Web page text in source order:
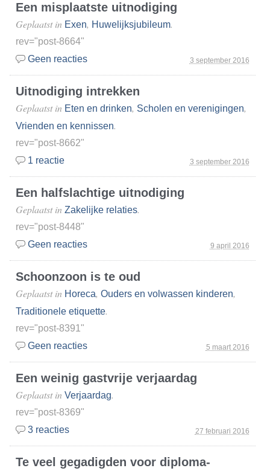
Een misplaatste uitnodiging
3 september 2016
Geplaatst in Exen, Huwelijksjubileum.
rev="post-8664"
Geen reacties
Uitnodiging intrekken
3 september 2016
Geplaatst in Eten en drinken, Scholen en verenigingen,
Vrienden en kennissen.
rev="post-8662"
1 reactie
Een halfslachtige uitnodiging
9 april 2016
Geplaatst in Zakelijke relaties.
rev="post-8448"
Geen reacties
Schoonzoon is te oud
5 maart 2016
Geplaatst in Horeca, Ouders en volwassen kinderen,
Traditionele etiquette.
rev="post-8391"
Geen reacties
Een weinig gastvrije verjaardag
27 februari 2016
Geplaatst in Verjaardag.
rev="post-8369"
3 reacties
Te veel gegadigden voor diploma-